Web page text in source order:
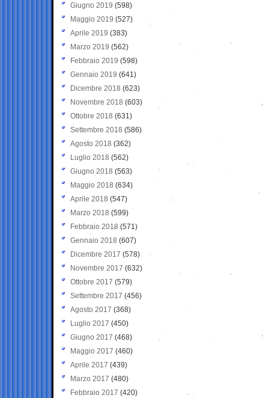
Giugno 2019 (598)
Maggio 2019 (527)
Aprile 2019 (383)
Marzo 2019 (562)
Febbraio 2019 (598)
Gennaio 2019 (641)
Dicembre 2018 (623)
Novembre 2018 (603)
Ottobre 2018 (631)
Settembre 2018 (586)
Agosto 2018 (362)
Luglio 2018 (562)
Giugno 2018 (563)
Maggio 2018 (634)
Aprile 2018 (547)
Marzo 2018 (599)
Febbraio 2018 (571)
Gennaio 2018 (607)
Dicembre 2017 (578)
Novembre 2017 (632)
Ottobre 2017 (579)
Settembre 2017 (456)
Agosto 2017 (368)
Luglio 2017 (450)
Giugno 2017 (468)
Maggio 2017 (460)
Aprile 2017 (439)
Marzo 2017 (480)
Febbraio 2017 (420)